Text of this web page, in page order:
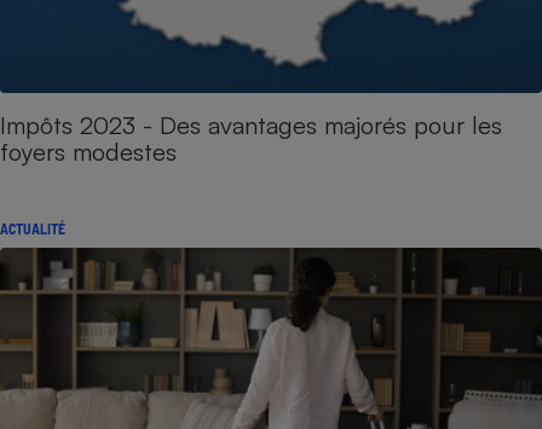
Impôts 2023 - Des avantages majorés pour les
foyers modestes
ACTUALITÉ